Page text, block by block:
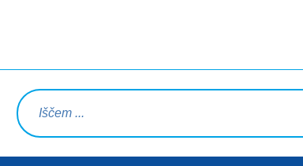
Iskalna poizvedba